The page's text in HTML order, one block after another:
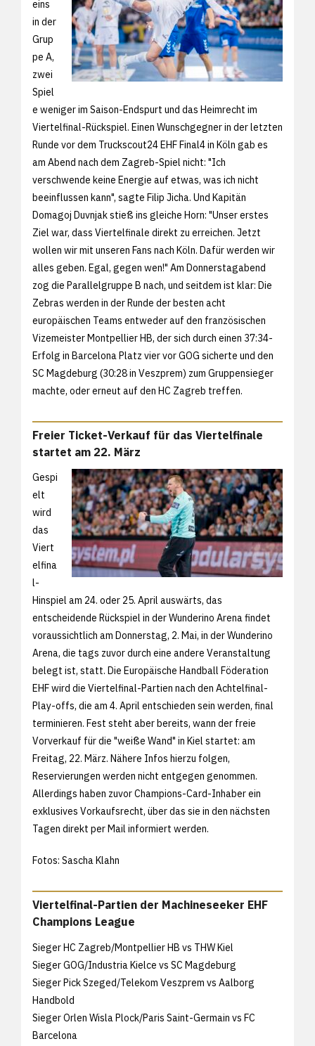
eins
in der
Grup
pe A,
zwei
Spiel
e weniger im Saison-Endspurt und das Heimrecht im
Viertelfinal-Rückspiel. Einen Wunschgegner in der letzten
Runde vor dem Truckscout24 EHF Final4 in Köln gab es
am Abend nach dem Zagreb-Spiel nicht: "Ich
verschwende keine Energie auf etwas, was ich nicht
beeinflussen kann", sagte Filip Jicha. Und Kapitän
Domagoj Duvnjak stieß ins gleiche Horn: "Unser erstes
Ziel war, dass Viertelfinale direkt zu erreichen. Jetzt
wollen wir mit unseren Fans nach Köln. Dafür werden wir
alles geben. Egal, gegen wen!" Am Donnerstagabend
zog die Parallelgruppe B nach, und seitdem ist klar: Die
Zebras werden in der Runde der besten acht
europäischen Teams entweder auf den französischen
Vizemeister Montpellier HB, der sich durch einen 37:34-
Erfolg in Barcelona Platz vier vor GOG sicherte und den
SC Magdeburg (30:28 in Veszprem) zum Gruppensieger
machte, oder erneut auf den HC Zagreb treffen.
Freier Ticket-Verkauf für das Viertelfinale
startet am 22. März
Gespi
elt
wird
das
Viert
elfina
l-
Hinspiel am 24. oder 25. April auswärts, das
entscheidende Rückspiel in der Wunderino Arena findet
voraussichtlich am Donnerstag, 2. Mai, in der Wunderino
Arena, die tags zuvor durch eine andere Veranstaltung
belegt ist, statt. Die Europäische Handball Föderation
EHF wird die Viertelfinal-Partien nach den Achtelfinal-
Play-offs, die am 4. April entschieden sein werden, final
terminieren. Fest steht aber bereits, wann der freie
Vorverkauf für die "weiße Wand" in Kiel startet: am
Freitag, 22. März. Nähere Infos hierzu folgen,
Reservierungen werden nicht entgegen genommen.
Allerdings haben zuvor Champions-Card-Inhaber ein
exklusives Vorkaufsrecht, über das sie in den nächsten
Tagen direkt per Mail informiert werden.
Fotos: Sascha Klahn
Viertelfinal-Partien der Machineseeker EHF
Champions League
Sieger HC Zagreb/Montpellier HB vs THW Kiel
Sieger GOG/Industria Kielce vs SC Magdeburg
Sieger Pick Szeged/Telekom Veszprem vs Aalborg
Handbold
Sieger Orlen Wisla Plock/Paris Saint-Germain vs FC
Barcelona